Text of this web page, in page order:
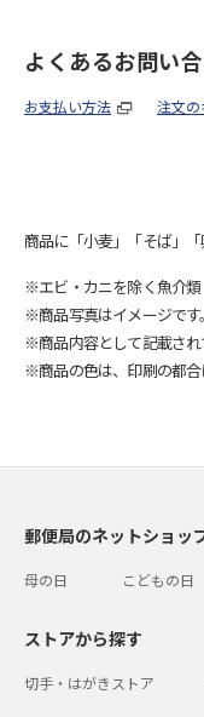
よくあるお問い
お支払い方法 注文
商品に「小麦」「そば」
※エビ・カニを除く魚介類
※商品写真はイメージです。
※商品内容として記載され
※商品の色は、印刷の都合
郵便局のネットショッ
母の日 こどもの日
ストアから探す
切手・はがきストア